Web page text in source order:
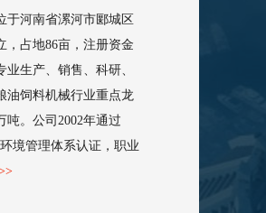
于河南省漯河市郾城区
，占地86亩，注册资金
业生产、销售、科研、
油饲料机械行业重点龙
吨。公司2002年通过
境管理体系认证，职业